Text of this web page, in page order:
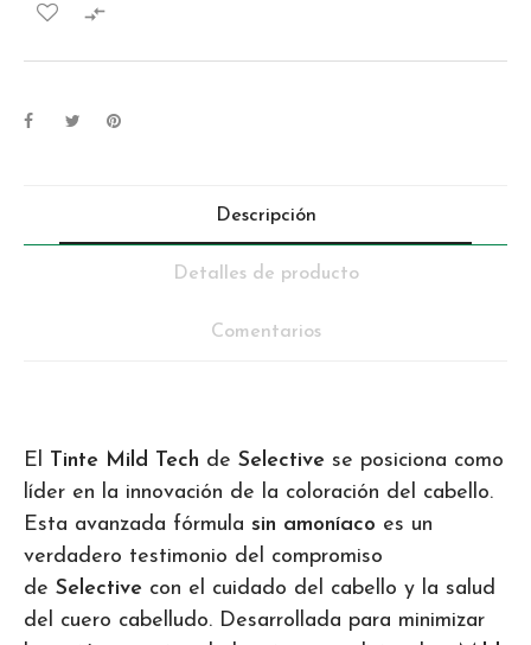

Descripción
Detalles de producto
Comentarios
El Tinte Mild Tech de Selective se posiciona como
líder en la innovación de la coloración del cabello.
Esta avanzada fórmula sin amoníaco es un
verdadero testimonio del compromiso
de Selective con el cuidado del cabello y la salud
del cuero cabelludo. Desarrollada para minimizar